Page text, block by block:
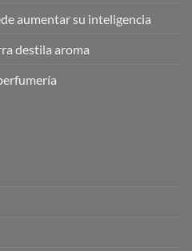
aumentar su inteligencia
destila aroma